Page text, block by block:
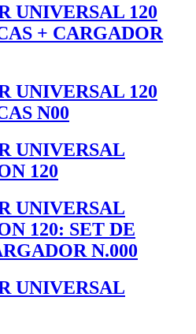
UNIVERSAL 120
+ CARGADOR
UNIVERSAL 120
N00
UNIVERSAL
120
UNIVERSAL
120: SET DE
N.000
UNIVERSAL